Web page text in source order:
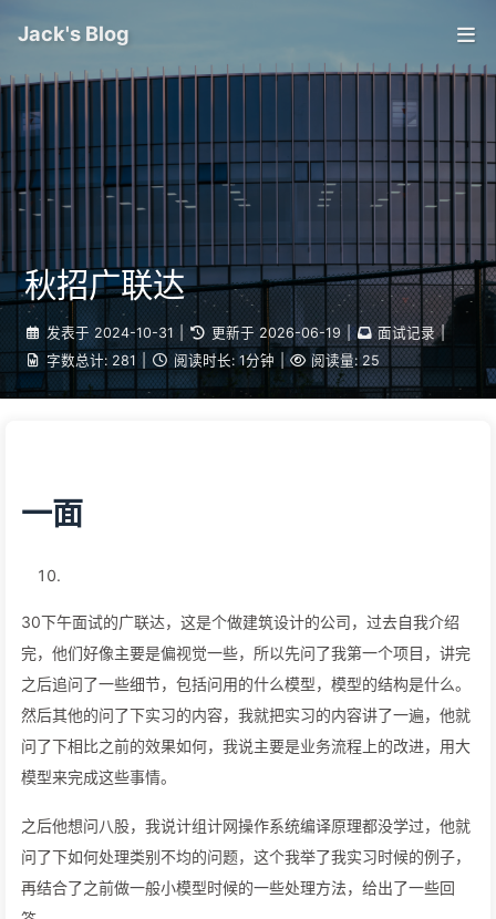
Jack's Blog
秋招广联达
发表于 2024-10-31 更新于 2026-06-19 | 面试记录 |
字数总计: 281 阅读时长: 1分钟 阅读量: 25
一面
30下午面试的广联达，这是个做建筑设计的公司，过去自我介绍
完，他们好像主要是偏视觉一些，所以先问了我第一个项目，讲完
之后追问了一些细节，包括问用的什么模型，模型的结构是什么。
然后其他的问了下实习的内容，我就把实习的内容讲了一遍，他就
问了下相比之前的效果如何，我说主要是业务流程上的改进，用大
模型来完成这些事情。
之后他想问八股，我说计组计网操作系统编译原理都没学过，他就
问了下如何处理类别不均的问题，这个我举了我实习时候的例子，
再结合了之前做一般小模型时候的一些处理方法，给出了一些回